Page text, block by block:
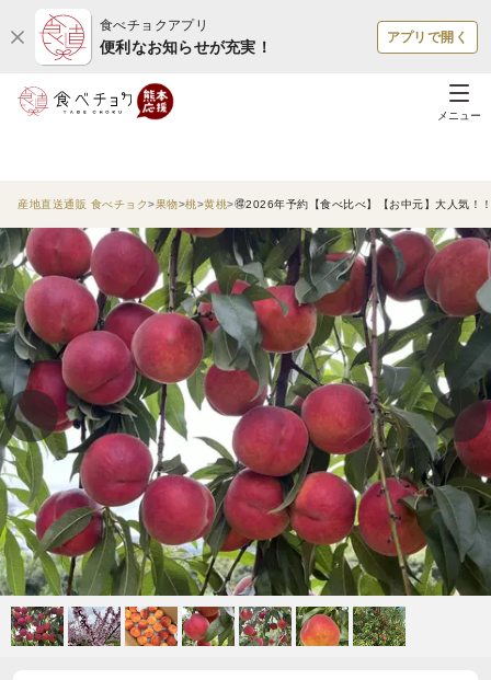
食べチョクアプリ
便利なお知らせが充実！
アプリで開く
メニュー
産地直送通販 食べチョク 果物 桃 黄桃 🉐2026年予約【食べ比べ】【お中元】大人気！